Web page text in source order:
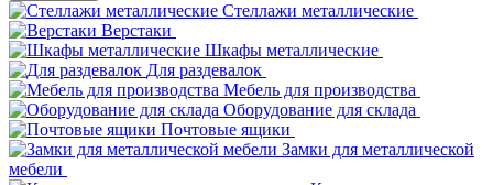
Стеллажи металлические
Верстаки
Шкафы металлические
Для раздевалок
Мебель для производства
Оборудование для склада
Почтовые ящики
Замки для металлической
мебели